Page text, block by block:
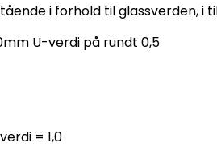
i forhold til glassverden, i
U-verdi på rundt 0,5
= 1,0